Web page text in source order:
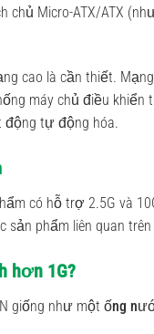
chủ Micro-ATX/ATX
cao là cần thiết.
máy chủ điều
động tự động hóa.
có hỗ trợ 2.5G và
sản phẩm liên quan
hơn 1G?
giống như một ống